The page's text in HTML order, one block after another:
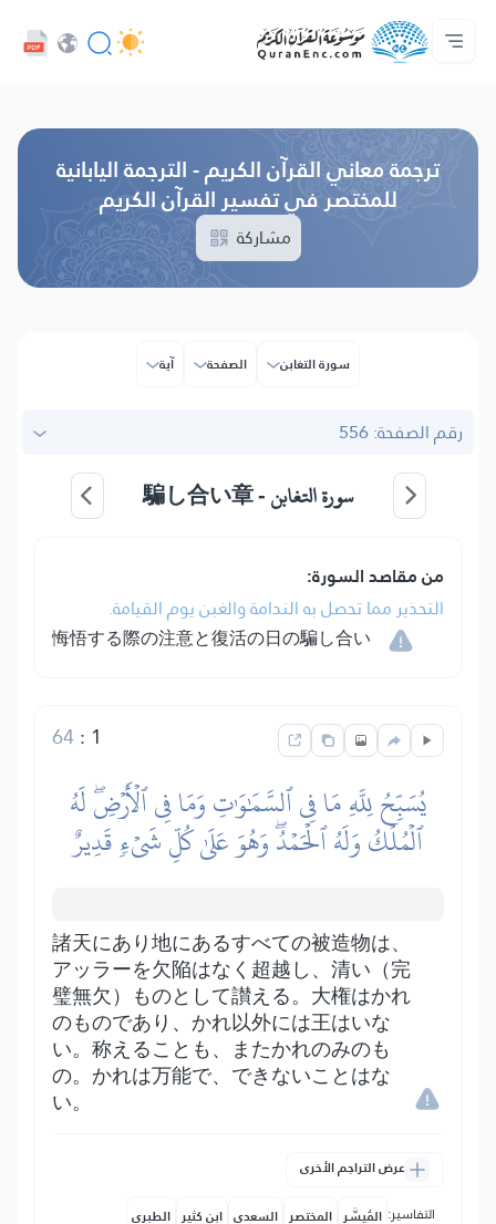
الرئيسية
فهرس التراجم
الصوتيات
خدمات المطورين - API
حول المشروع
تواصل معنا
اللغة
ترجمة معاني القرآن الكريم - الترجمة اليابانية
للمختصر في تفسير القرآن الكريم
مشاركة
سورة التغابن الصفحة آية
رقم الصفحة: 556
سورة التغابن -騙し合い章
من مقاصد السورة:
التحذير مما تحصل به الندامة والغبن يوم القيامة.
悔悟する際の注意と復活の日の騙し合い
1
:
64
يُسَبِّحُ لِلَّهِ مَا فِي ٱلسَّمَٰوَٰتِ وَمَا فِي ٱلۡأَرۡضِۖ لَهُ
ٱلۡمُلۡكُ وَلَهُ ٱلۡحَمۡدُۖ وَهُوَ عَلَىٰ كُلِّ شَيۡءٖ قَدِيرٌ
諸天にあり地にあるすべての被造物は、
アッラーを欠陥はなく超越し、清い（完
璧無欠）ものとして讃える。大権はかれ
のものであり、かれ以外には王はいな
い。称えることも、またかれのみのも
の。かれは万能で、できないことはな
い。
عرض التراجم الأخرى
التفاسير: المُيسَّر المختصر السعدي ابن كثير الطبري